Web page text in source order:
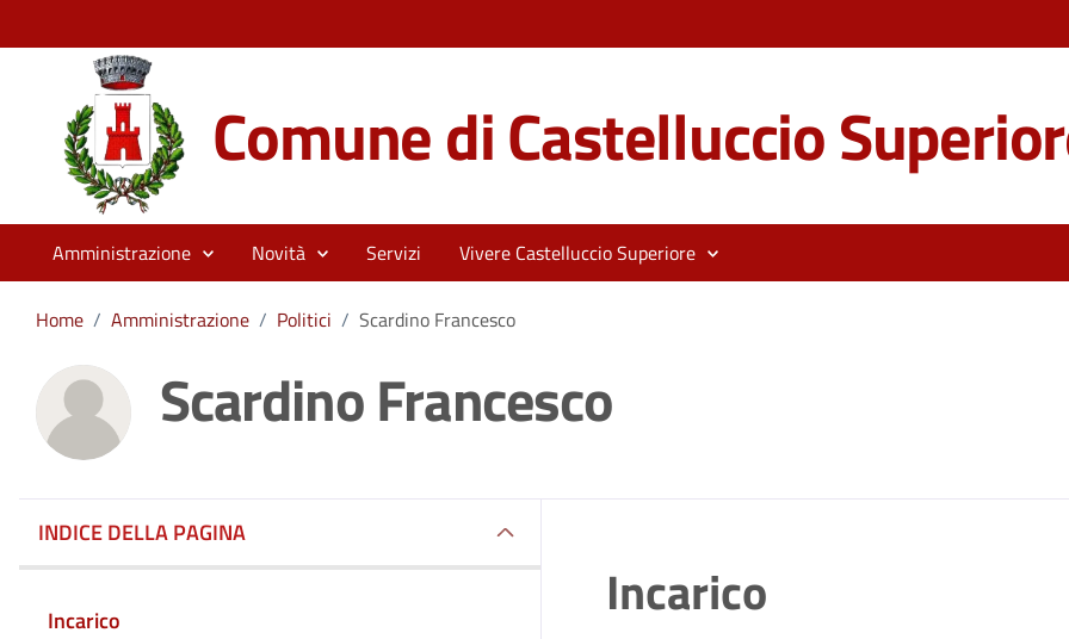
Comune di Castelluccio
Amministrazione Novità Servizi Vivere Castelluccio Superiore
Home / Amministrazione / Politici / Scardino Francesco
Scardino Francesco
INDICE DELLA PAGINA
Incarico
Incarico